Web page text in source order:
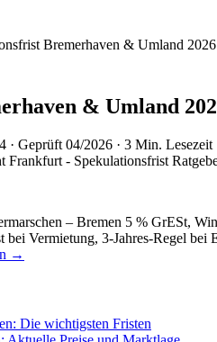
Bremerhaven & Umland 2026
& Umland
· Geprüft 04/2026 · 3 Min. Lesezeit
– Bremen 5 % GrESt,
bei Vermietung, 3-Jahres-Regel bei
→
Die wichtigsten Fristen